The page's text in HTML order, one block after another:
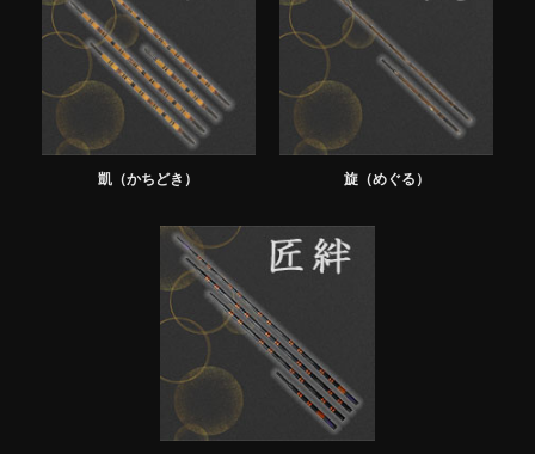
凱（かちどき） 旋（めぐる）